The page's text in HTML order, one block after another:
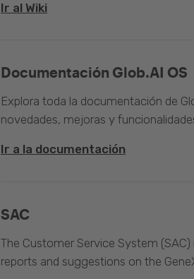
Ir al Wiki
Documentación Glob.AI OS
Explora toda la documentación de
novedades, mejoras y
Ir a la documentación
SAC
The Customer Service System
reports and suggestions on the